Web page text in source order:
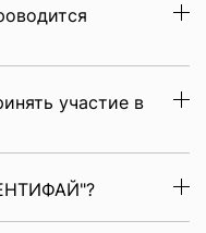
участие в